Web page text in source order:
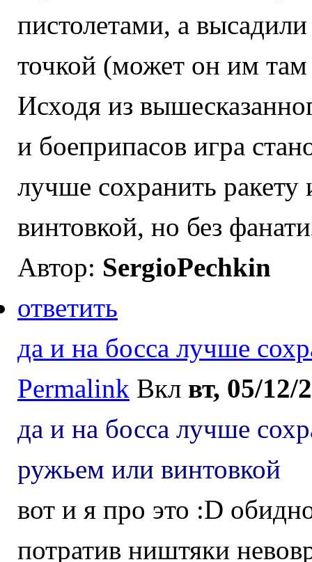
пистолетами, а
точкой (может он им там
Исходя из
и боеприпасов игра
лучше сохранить
винтовкой, но без
Автор: SergioPechkin
ответить
да и на босса лучше
Permalink Вкл вт, 05/12/
да и на босса лучше
ружьем или винтовкой
вот и я про это :D
потратив ништяки